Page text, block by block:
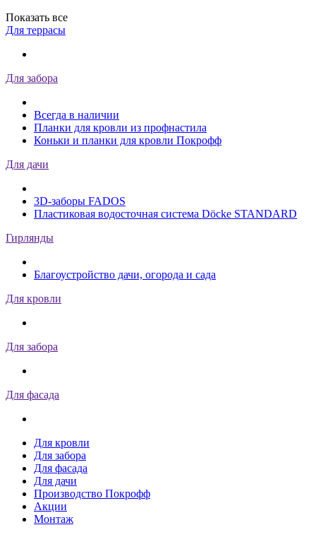
Показать все
Для террасы
Для забора
Всегда в наличии
Планки для кровли из профнастила
Коньки и планки для кровли Покрофф
Для дачи
3D-заборы FADOS
Пластиковая водосточная система Döcke STANDARD
Гирлянды
Благоустройство дачи, огорода и сада
Для кровли
Для забора
Для фасада
Для кровли
Для забора
Для фасада
Для дачи
Производство Покрофф
Акции
Монтаж